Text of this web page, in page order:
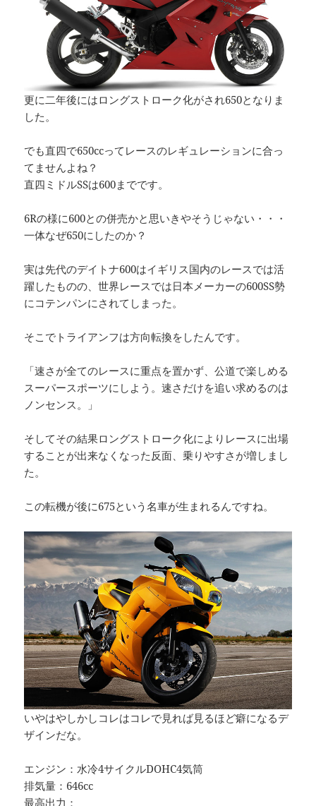
更に二年後にはロングストローク化がされ650となりま
した。
でも直四で650ccってレースのレギュレーションに合っ
てませんよね？
直四ミドルSSは600までです。
6Rの様に600との併売かと思いきやそうじゃない・・・
一体なぜ650にしたのか？
実は先代のデイトナ600はイギリス国内のレースでは活
躍したものの、世界レースでは日本メーカーの600SS勢
にコテンパンにされてしまった。
そこでトライアンフは方向転換をしたんです。
「速さが全てのレースに重点を置かず、公道で楽しめる
スーパースポーツにしよう。速さだけを追い求めるのは
ノンセンス。」
そしてその結果ロングストローク化によりレースに出場
することが出来なくなった反面、乗りやすさが増しまし
た。
この転機が後に675という名車が生まれるんですね。
いやはやしかしコレはコレで見れば見るほど癖になるデ
ザインだな。
エンジン：水冷4サイクルDOHC4気筒
排気量：646cc
最高出力：